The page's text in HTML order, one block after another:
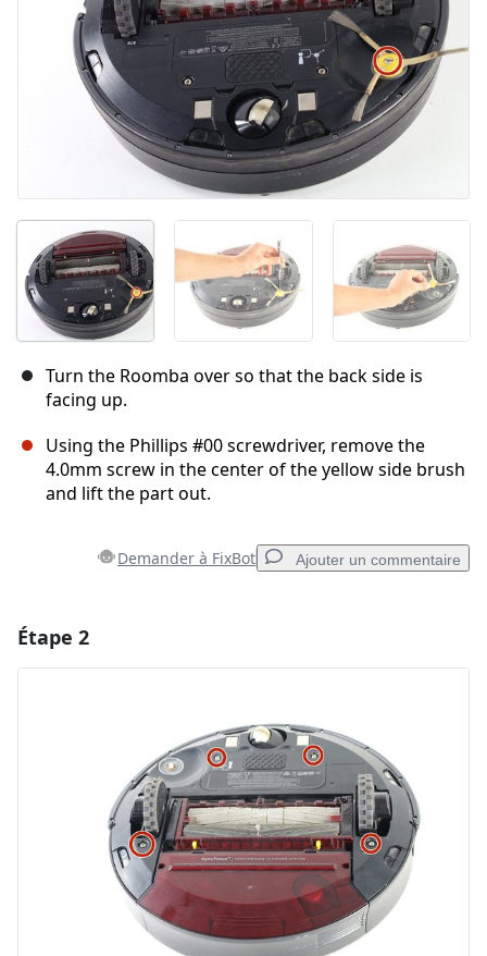
Turn the Roomba over so that the back side is
facing up.
Using the Phillips #00 screwdriver, remove the
4.0mm screw in the center of the yellow side brush
and lift the part out.
Demander à FixBot Ajouter un commentaire
Annuler Publier un commentaire
Étape 2